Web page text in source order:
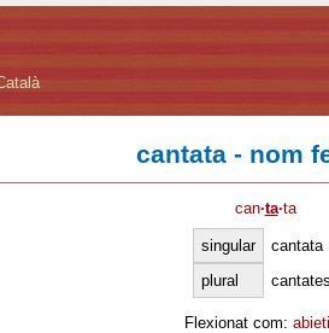
cantata - nom
can·ta·ta
singular
cantata
plural
Flexionat com: